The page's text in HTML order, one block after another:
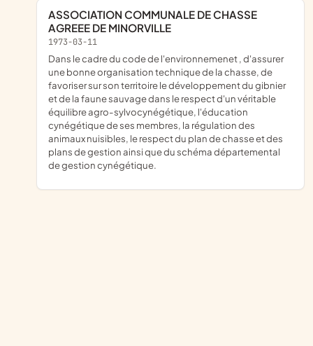
ASSOCIATION COMMUNALE DE CHASSE
AGREEE DE MINORVILLE
1973-03-11
dans le cadre du code de l'environnemenet , d'assurer
une bonne organisation technique de la chasse, de
favoriser sur son territoire le développement du gibnier
et de la faune sauvage dans le respect d'un véritable
équilibre agro-sylvocynégétique, l'éducation
cynégétique de ses membres, la régulation des
animaux nuisibles, le respect du plan de chasse et des
plans de gestion ainsi que du schéma départemental
de gestion cynégétique.